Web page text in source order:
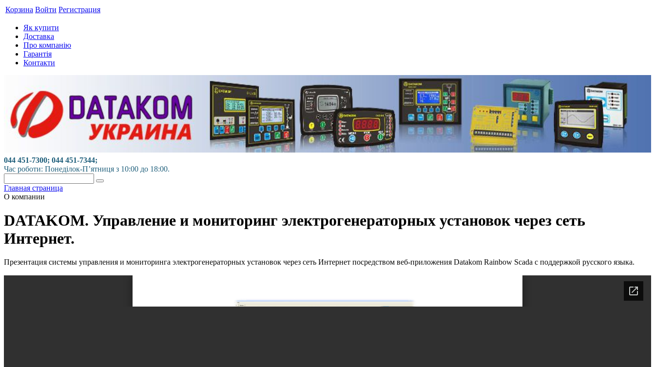
Корзина Войти Регистрация
Як купити
Доставка
Про компанію
Гарантія
Контакти
044 451-7300; 044 451-7344;
Час роботи: Понеділок-П’ятниця з 10:00 до 18:00.
Главная страница
О компании
DATAKOM. Управление и мониторинг электрогенераторных установок через сеть
Интернет.
Презентация системы управления и мониторинга электрогенераторных установок через сеть Интернет посредством веб-приложения Datakom Rainbow Scada c поддержкой русского языка.